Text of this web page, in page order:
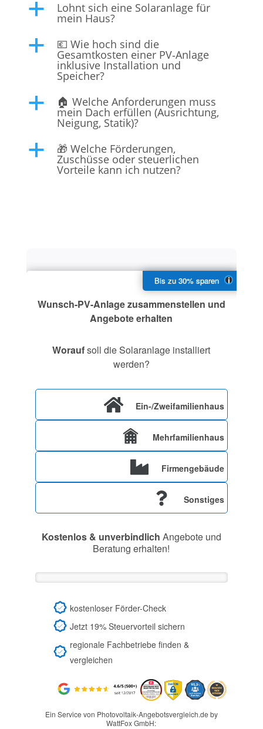
a Lohnt sich eine Solaranlage für
mein Haus?
a 💶 Wie hoch sind die
Gesamtkosten einer PV‑Anlage
inklusive Installation und
Speicher?
a 🏠 Welche Anforderungen muss
mein Dach erfüllen (Ausrichtung,
Neigung, Statik)?
a 🎁 Welche Förderungen,
Zuschüsse oder steuerlichen
Vorteile kann ich nutzen?
Wunsch-PV-Anlage zusammenstellen und
Angebote erhalten
Woraufsoll die Solaranlage installiert
werden?
Ein-/Zweifamilienhaus
Mehrfamilienhaus
Firmengebäude
Sonstiges
Kostenlos & unverbindlich Angebote und
Beratung erhalten!
kostenloser Förder-Check
Jetzt 19% Steuervorteil sichern
regionale Fachbetriebe finden &
vergleichen
Ein Service von Photovoltaik-Angebotsvergleich.de by
WattFox GmbH: